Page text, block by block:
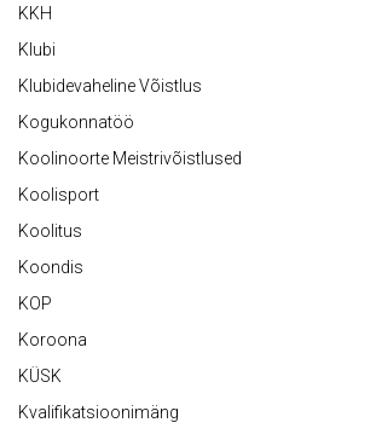
KKH
Klubi
Klubidevaheline Võistlus
Kogukonnatöö
Koolinoorte Meistrivõistlused
Koolisport
Koolitus
Koondis
KOP
Koroona
KÜSK
Kvalifikatsioonimäng